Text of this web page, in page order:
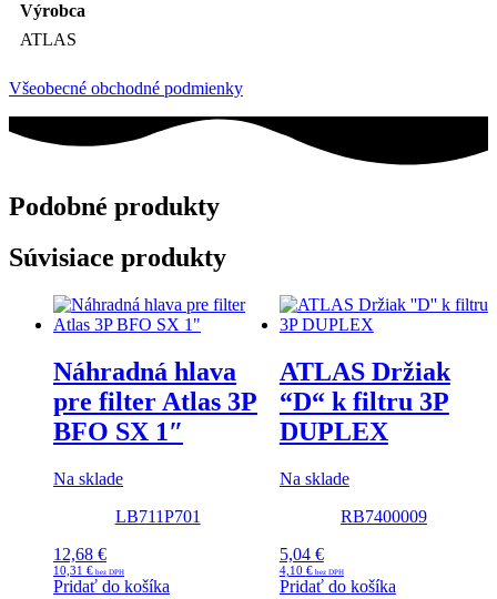
Výrobca
ATLAS
Všeobecné obchodné podmienky
Podobné produkty
Súvisiace produkty
Náhradná hlava
pre filter Atlas 3P
BFO SX 1″
Na sklade
LB711P701
12,68 €
10,31 €
Pridať do košíka
ATLAS Držiak
“D“ k filtru 3P
DUPLEX
Na sklade
RB7400009
5,04 €
4,10 €
Pridať do košíka